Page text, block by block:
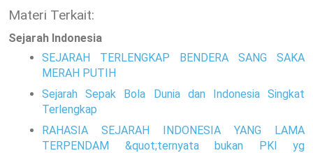
Materi Terkait:
Sejarah Indonesia
SEJARAH TERLENGKAP BENDERA SANG SAKA
MERAH PUTIH
Sejarah Sepak Bola Dunia dan Indonesia Singkat
Terlengkap
RAHASIA SEJARAH INDONESIA YANG LAMA
TERPENDAM &quot;ternyata bukan PKI yg